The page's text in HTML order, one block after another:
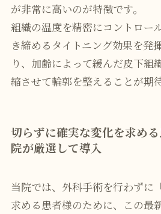
が非常に高いのが特徴です。
組織の温度を精密にコントロー
き締めるタイトニング効果を発
り、加齢によって緩んだ皮下組
縮させて輪郭を整えることが期
切らずに確実な変化を求め
院が厳選して導入
当院では、外科手術を行わずに
求める患者様のために、この最